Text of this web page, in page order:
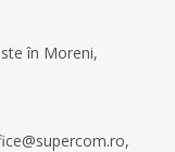
în Moreni,
,